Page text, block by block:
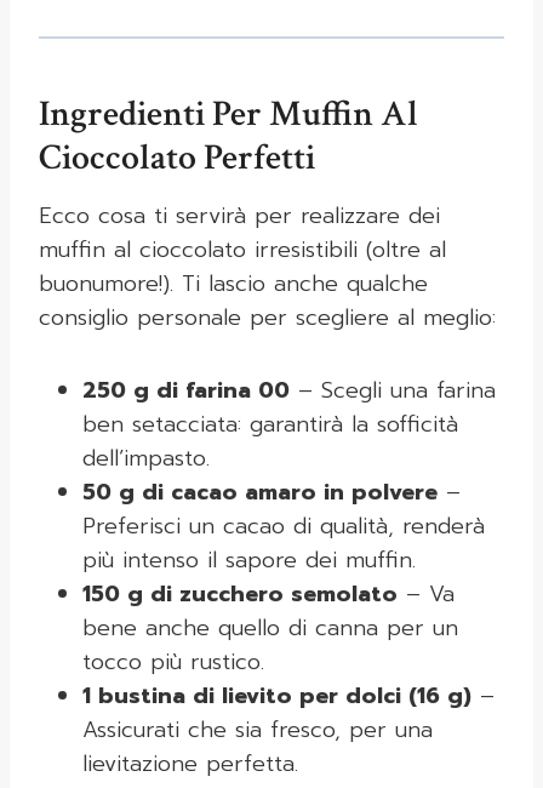
Ingredienti Per Muffin Al
Cioccolato Perfetti
Ecco cosa ti servirà per realizzare dei
muffin al cioccolato irresistibili (oltre al
buonumore!). Ti lascio anche qualche
consiglio personale per scegliere al meglio:
250 g di farina 00 – Scegli una farina
ben setacciata: garantirà la sofficità
dell’impasto.
50 g di cacao amaro in polvere –
Preferisci un cacao di qualità, renderà
più intenso il sapore dei muffin.
150 g di zucchero semolato – Va
bene anche quello di canna per un
tocco più rustico.
1 bustina di lievito per dolci (16 g) –
Assicurati che sia fresco, per una
lievitazione perfetta.